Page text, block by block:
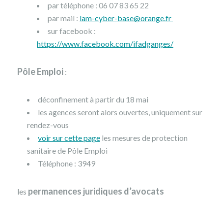
par téléphone : 06 07 83 65 22
par mail : lam-cyber-base@orange.fr
sur facebook :
https://www.facebook.com/ifadganges/
Pôle Emploi :
déconfinement à partir du 18 mai
les agences seront alors ouvertes, uniquement sur
rendez-vous
voir sur cette page les mesures de protection
sanitaire de Pôle Emploi
Téléphone : 3949
les permanences juridiques d’avocats